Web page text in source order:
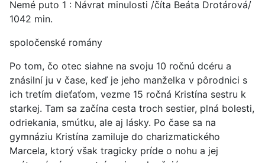
Nemé puto 1 : Návrat minulosti /číta Beáta Drotárová/
1042 min.
spoločenské romány
Po tom, čo otec siahne na svoju 10 ročnú dcéru a
znásilní ju v čase, keď je jeho manželka v pôrodnici s
ich tretím dieťaťom, vezme 15 ročná Kristína sestru k
starkej. Tam sa začína cesta troch sestier, plná bolesti,
odriekania, smútku, ale aj lásky. Po čase sa na
gymnáziu Kristína zamiluje do charizmatického
Marcela, ktorý však tragicky príde o nohu a jej